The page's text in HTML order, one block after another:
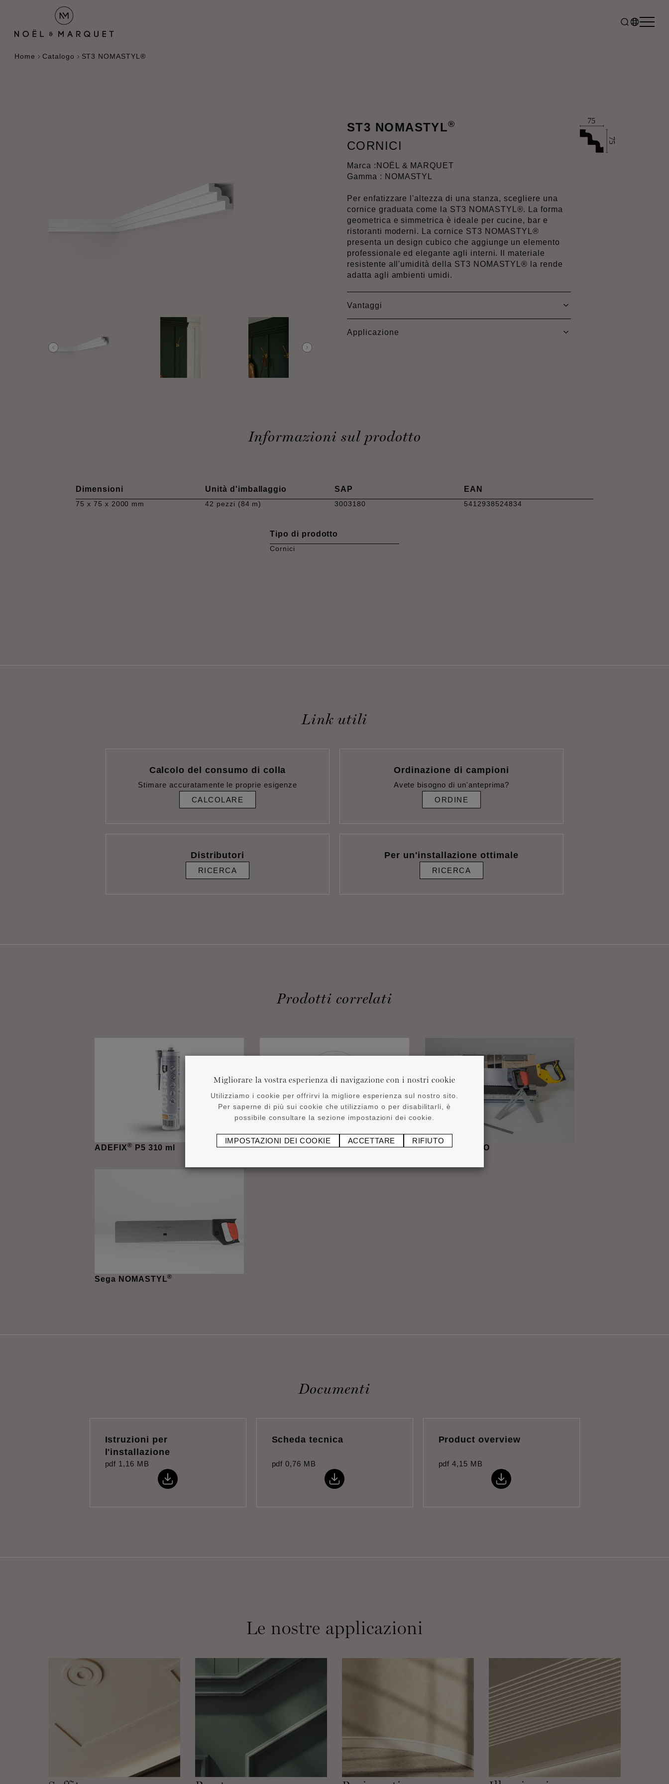
Home Catalogo ST3 NOMASTYL®
ST3 NOMASTYL®
CORNICI
Marca : NOËL & MARQUET
Gamma : NOMASTYL
Per enfatizzare l'altezza di una stanza, scegliere una
cornice graduata come la ST3 NOMASTYL®. La forma
geometrica e simmetrica è ideale per cucine, bar e
ristoranti moderni. La cornice ST3 NOMASTYL®
presenta un design cubico che aggiunge un elemento
professionale ed elegante agli interni. Il materiale
resistente all'umidità della ST3 NOMASTYL® la rende
adatta agli ambienti umidi.
Vantaggi
Applicazione
Informazioni sul prodotto
Dimensioni
75 x 75 x 2000 mm
Unità d'imballaggio
42 pezzi (84 m)
SAP
3003180
EAN
5412938524834
Tipo di prodotto
Cornici
Link utili
Calcolo del consumo di colla
Stimare accuratamente le proprie esigenze
CALCOLARE
Ordinazione di campioni
Avete bisogno di un'anteprima?
ORDINE
Distributori
RICERCA
Per un'installazione ottimale
RICERCA
Prodotti correlati
ADEFIX® P5 310 ml ADEFIX®P5 5 kg Attrezzo VARIO
Sega NOMASTYL®
Documenti
Istruzioni per
l'installazione
pdf 1,16 MB
Scheda tecnica
pdf 0,76 MB
Product overview
pdf 4,15 MB
Le nostre applicazioni
Migliorare la vostra esperienza di navigazione con i nostri cookie
Utilizziamo i cookie per offrirvi la migliore esperienza sul nostro sito.
Per saperne di più sui cookie che utilizziamo o per disabilitarli, è
possibile consultare la sezione impostazioni dei cookie.
IMPOSTAZIONI DEI COOKIE ACCETTARE RIFIUTO